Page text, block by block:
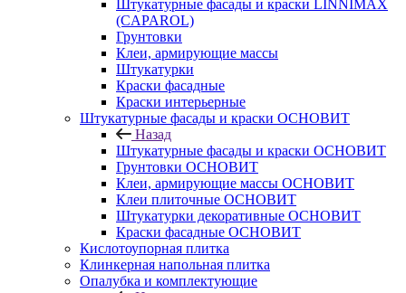
Штукатурные фасады и краски LINNIMAX
(CAPAROL)
Грунтовки
Клеи, армирующие массы
Штукатурки
Краски фасадные
Краски интерьерные
Штукатурные фасады и краски ОСНОВИТ
Назад
Штукатурные фасады и краски ОСНОВИТ
Грунтовки ОСНОВИТ
Клеи, армирующие массы ОСНОВИТ
Клеи плиточные ОСНОВИТ
Штукатурки декоративные ОСНОВИТ
Краски фасадные ОСНОВИТ
Кислотоупорная плитка
Клинкерная напольная плитка
Опалубка и комплектующие